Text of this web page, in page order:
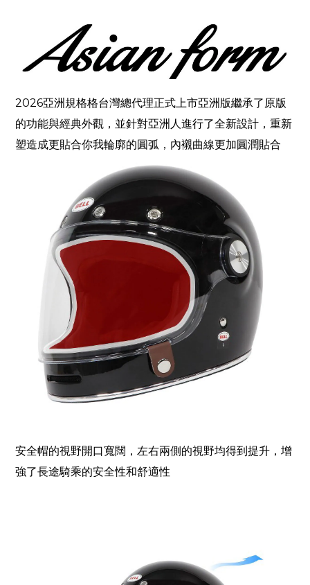
2026亞洲規格格台灣總代理正式上市亞洲版繼承了原版
的功能與經典外觀，並針對亞洲人進行了全新設計，重新
塑造成更貼合你我輪廓的圓弧，內襯曲線更加圓潤貼合
安全帽的視野開口寬闊，左右兩側的視野均得到提升，增
強了長途騎乘的安全性和舒適性